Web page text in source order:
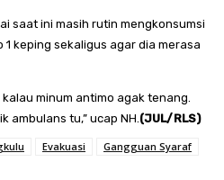
saat ini masih rutin mengkonsumsi
1 keping sekaligus agar dia merasa
minum antimo agak tenang.
ambulans tu,” ucap NH.(JUL/RLS)
Evakuasi
Gangguan Syaraf